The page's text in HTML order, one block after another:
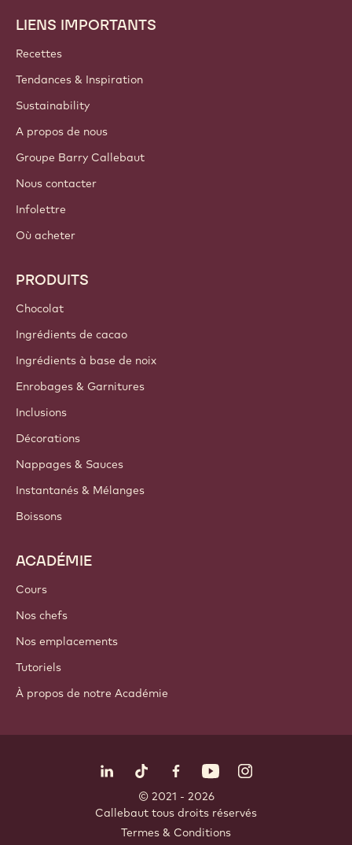
Footer
Callebaut
LIENS IMPORTANTS
Recettes
Tendances & Inspiration
Sustainability
A propos de nous
Groupe Barry Callebaut
Nous contacter
Infolettre
Où acheter
PRODUITS
Chocolat
Ingrédients de cacao
Ingrédients à base de noix
Enrobages & Garnitures
Inclusions
Décorations
Nappages & Sauces
Instantanés & Mélanges
Boissons
ACADÉMIE
Cours
Nos chefs
Nos emplacements
Tutoriels
À propos de notre Académie
LinkedIn Opens in a new window.
TikTok Opens in a new window.
Facebook Opens in a new
YouTubeInstagram
© 2021 - 2026
Callebaut tous droits réservés
Termes & Conditions